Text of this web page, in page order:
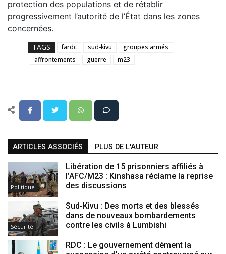
protection des populations et de rétablir
progressivement l’autorité de l’État dans les zones
concernées.
TAGS fardc sud-kivu
groupes armés
affrontements
guerre m23
ARTICLES ASSOCIÉS PLUS DE L'AUTEUR
Politique
Libération de 15 prisonniers affiliés à
l’AFC/M23 : Kinshasa réclame la reprise
des discussions
Sécurité
Sud-Kivu : Des morts et des blessés
dans de nouveaux bombardements
contre les civils à Lumbishi
RDC : Le gouvernement dément la